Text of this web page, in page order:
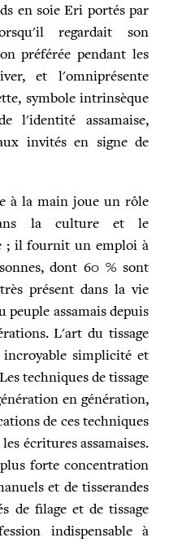
en soie Eri portés par
regardait son
préférée pendant les
et l'omniprésente
symbole intrinsèque
l'identité assamaise,
invités en signe de
à la main joue un rôle
la culture et le
; il fournit un emploi à
dont 60 % sont
présent dans la vie
peuple assamais depuis
L'art du tissage
simplicité et
techniques de tissage
en génération,
de ces techniques
écritures assamaises.
forte concentration
et de tisserandes
de filage et de tissage
indispensable à